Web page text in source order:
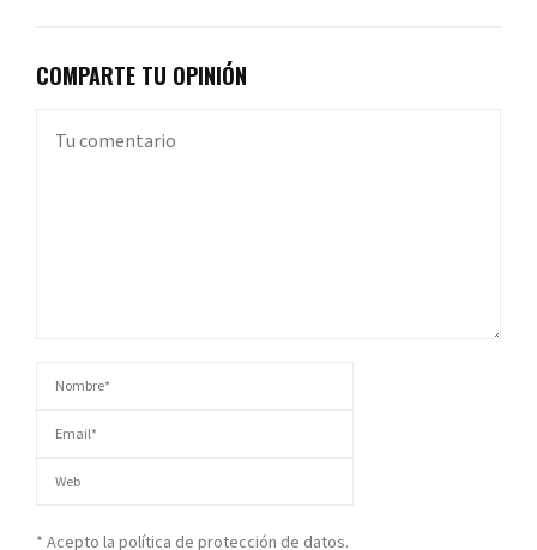
COMPARTE TU OPINIÓN
* Acepto la política de protección de datos.